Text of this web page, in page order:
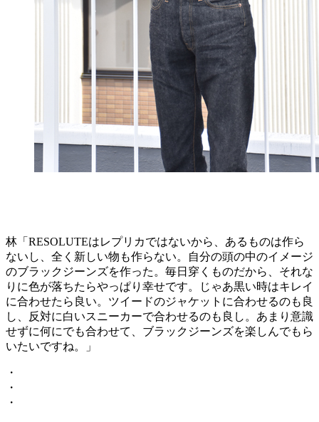
林「RESOLUTEはレプリカではないから、あるものは作ら
ないし、全く新しい物も作らない。自分の頭の中のイメージ
のブラックジーンズを作った。毎日穿くものだから、それな
りに色が落ちたらやっぱり幸せです。じゃあ黒い時はキレイ
に合わせたら良い。ツイードのジャケットに合わせるのも良
し、反対に白いスニーカーで合わせるのも良し。あまり意識
せずに何にでも合わせて、ブラックジーンズを楽しんでもら
いたいですね。」
・
・
・